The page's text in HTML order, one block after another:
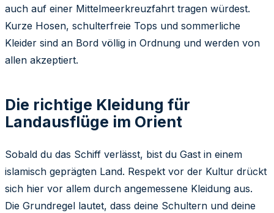
auch auf einer Mittelmeerkreuzfahrt tragen würdest.
Kurze Hosen, schulterfreie Tops und sommerliche
Kleider sind an Bord völlig in Ordnung und werden von
allen akzeptiert.
Die richtige Kleidung für
Landausflüge im Orient
Sobald du das Schiff verlässt, bist du Gast in einem
islamisch geprägten Land. Respekt vor der Kultur drückt
sich hier vor allem durch angemessene Kleidung aus.
Die Grundregel lautet, dass deine Schultern und deine